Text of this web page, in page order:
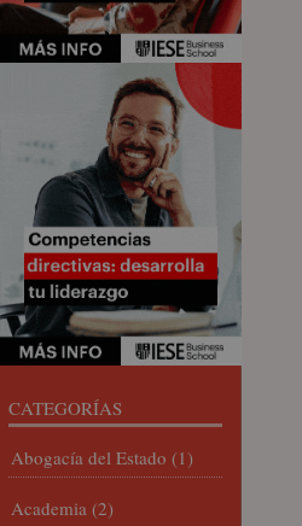
CATEGORÍAS
Abogacía del Estado (1)
Academia (2)